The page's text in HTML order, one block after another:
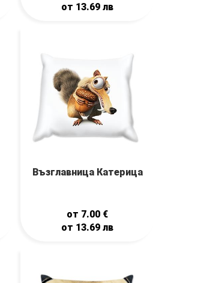
от 13.69лв
Възглавница Катерица
от 7.00 €
от 13.69лв